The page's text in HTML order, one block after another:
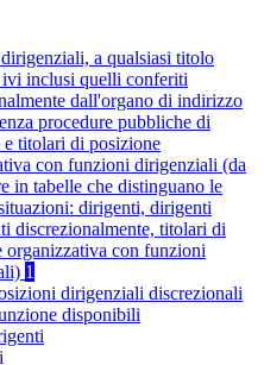
a qualsiasi titolo
inclusi quelli conferiti
dall'organo di indirizzo
procedure pubbliche di
e titolari di posizione
con funzioni dirigenziali (da
in tabelle che distinguano le
dirigenti, dirigenti
discrezionalmente, titolari di
organizzativa con funzioni
1
dirigenziali discrezionali
disponibili